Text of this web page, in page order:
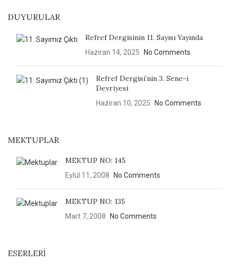
DUYURULAR
Refref Dergisinin 11. Sayısı Yayında
Haziran 14, 2025 No Comments
Refref Dergisi’nin 3. Sene-i
Devriyesi
Haziran 10, 2025 No Comments
MEKTUPLAR
MEKTUP NO: 145
Eylül 11, 2008 No Comments
MEKTUP NO: 135
Mart 7, 2008 No Comments
ESERLERI